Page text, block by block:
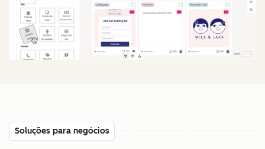
Soluções para negócios